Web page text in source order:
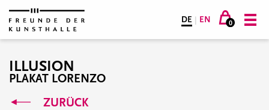
DE | EN 0
ILLUSION
PLAKAT LORENZO
ZURÜCK